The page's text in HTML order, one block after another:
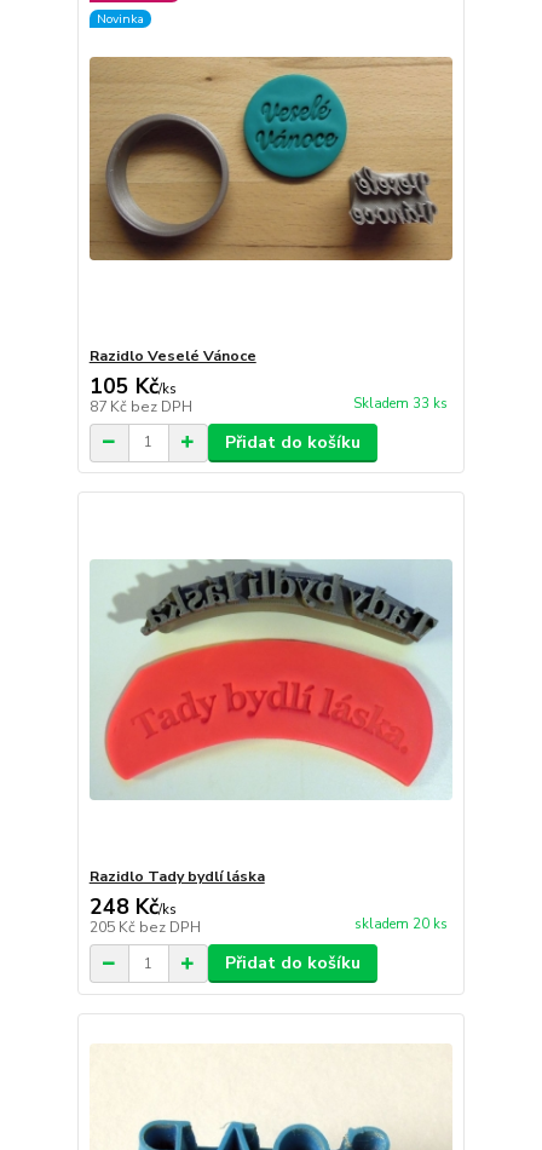
Novinka
Razidlo Veselé Vánoce
105 Kč/ks
87 Kč bez DPH Skladem 33 ks
Přidat do košíku
Razidlo Tady bydlí láska
248 Kč/ks
205 Kč bez DPH skladem 20 ks
Přidat do košíku